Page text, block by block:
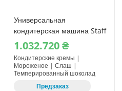
Универсальная
кондитерская машина Staff
RoboCream R151 MED
1.032.720₴
Кондитерские кремы |
Мороженое | Слаш |
Темперированный шоколад
Предзаказ